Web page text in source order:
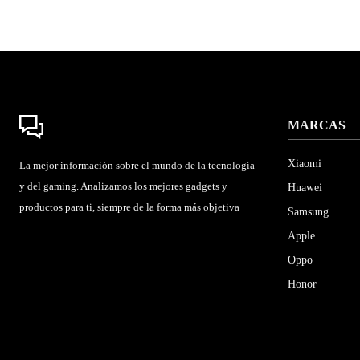
La mejor información sobre el mundo de la tecnología
y del gaming. Analizamos los mejores gadgets y
productos para ti, siempre de la forma más objetiva
MARCAS
Xiaomi
Huawei
Samsung
Apple
Oppo
Honor